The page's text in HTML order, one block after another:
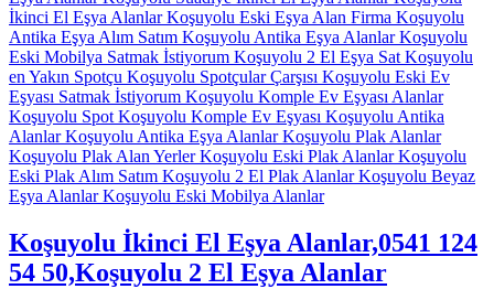
Koşuyolu İkinci El Eşya Alanlar,0541 124
54 50,Koşuyolu 2 El Eşya Alanlar